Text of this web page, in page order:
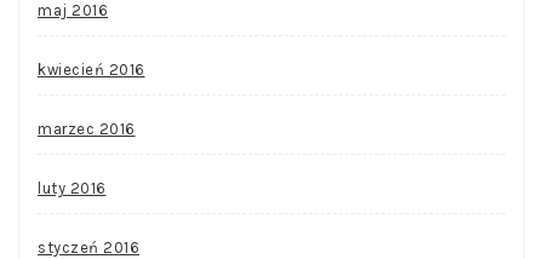
maj 2016
kwiecień 2016
marzec 2016
luty 2016
styczeń 2016